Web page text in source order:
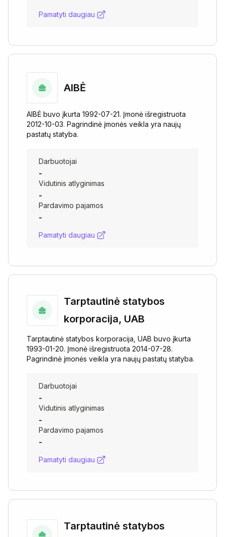
Pamatyti daugiau
AIBĖ
AIBĖ buvo įkurta 1992-07-21. Įmonė išregistruota
2012-10-03. Pagrindinė įmonės veikla yra naujų
pastatų statyba.
Darbuotojai
-
Vidutinis atlyginimas
-
Pardavimo pajamos
-
Pamatyti daugiau
Tarptautinė statybos
korporacija, UAB
Tarptautinė statybos korporacija, UAB buvo įkurta
1993-01-20. Įmonė išregistruota 2014-07-28.
Pagrindinė įmonės veikla yra naujų pastatų statyba.
Darbuotojai
-
Vidutinis atlyginimas
-
Pardavimo pajamos
-
Pamatyti daugiau
Tarptautinė statybos